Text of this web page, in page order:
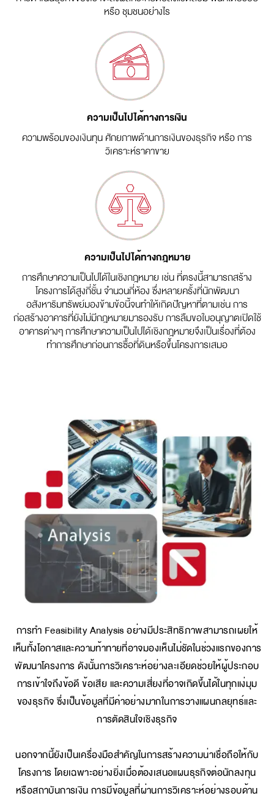
หรือ ชุมชนอย่างไร
ความเป็นไปได้ทางการเงิน
ความพร้อมของเงินทุน ศักยภาพด้านการเงินของธุรกิจ หรือ การ
วิเคราะห์ราคาขาย
ความเป็นไปได้ทางกฎหมาย
การศึกษาความเป็นไปได้ในเชิงกฎหมาย เช่น ที่ตรงนี้สามารถสร้าง
โครงการได้สูงกี่ชั้น จำนวนกี่ห้อง ซึ่งหลายครั้งที่นักพัฒนา
อสังหาริมทรัพย์มองข้ามข้อนี้จนทำให้เกิดปัญหาที่ตามเช่น การ
ก่อสร้างอาคารที่ยังไม่มีกฎหมายมารองรับ การลืมขอใบอนุญาตเปิดใช้
อาคารต่างๆ การศึกษาความเป็นไปได้เชิงกฎหมายจึงเป็นเรื่องที่ต้อง
ทำการศึกษาก่อนการซื้อที่ดินหรือขึ้นโครงการเสมอ
การทำ Feasibility Analysis อย่างมีประสิทธิภาพสามารถเผยให้
เห็นทั้งโอกาสและความท้าทายที่อาจมองเห็นไม่ชัดในช่วงแรกของการ
พัฒนาโครงการ ดังนั้นการวิเคราะห์อย่างละเอียดช่วยให้ผู้ประกอบ
การเข้าใจถึงข้อดี ข้อเสีย และความเสี่ยงที่อาจเกิดขึ้นได้ในทุกแง่มุม
ของธุรกิจ ซึ่งเป็นข้อมูลที่มีค่าอย่างมากในการวางแผนกลยุทธ์และ
การตัดสินใจเชิงธุรกิจ
นอกจากนี้ยังเป็นเครื่องมือสำคัญในการสร้างความน่าเชื่อถือให้กับ
โครงการ โดยเฉพาะอย่างยิ่งเมื่อต้องเสนอแผนธุรกิจต่อนักลงทุน
หรือสถาบันการเงิน การมีข้อมูลที่ผ่านการวิเคราะห์อย่างรอบด้าน